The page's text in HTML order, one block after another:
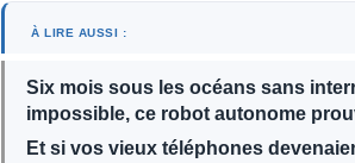
À LIRE AUSSI :
Six mois sous les océans sans
impossible, ce robot autonome
Et si vos vieux téléphones